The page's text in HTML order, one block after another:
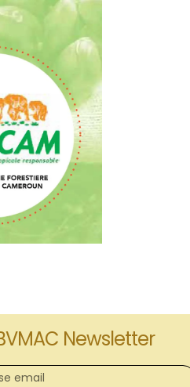
Newsletter